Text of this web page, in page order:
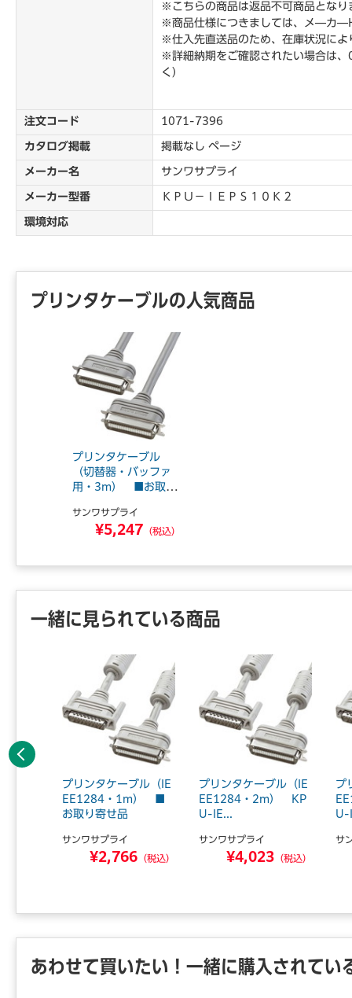
※こちらの商品は返品不可商品となり
※商品仕様につきましては、メ―カ
※仕入先直送品のため、在庫状況に
※詳細納期をご確認されたい場合は
く）
注文コード 1071-7396
カタログ掲載 掲載なし ページ
メーカー名 サンワサプライ
メーカー型番 ＫＰＵ－ＩＥＰＳ１０Ｋ２
環境対応
プリンタケーブルの人気商品
プリンタケーブル
（切替器・バッファ
用・3m） ■お取り
サンワサプライ
¥5,247 （税込）
一緒に見られている商品
プリンタケーブル（IE
EE1284・1m） ■
お取り寄せ品
サンワサプライ
¥2,766 （税込）
プリンタケーブル（IE
EE1284・2m） KP
U-IE...
サンワサプライ
¥4,023 （税込）
プ
U-
サ
前へ
あわせて買いたい！一緒に購入されてい